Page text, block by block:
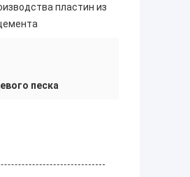
пластин из
песка